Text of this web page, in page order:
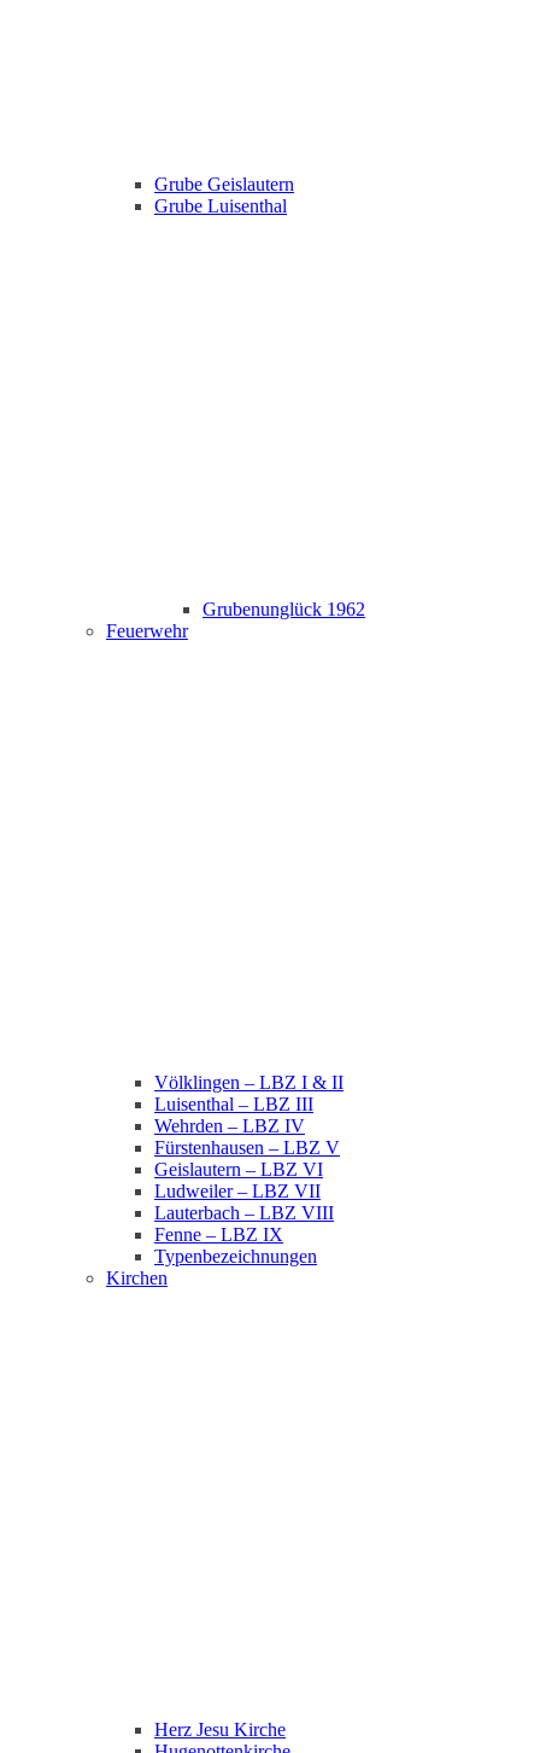
Grube Geislautern
Grube Luisenthal
Grubenunglück 1962
Feuerwehr
Völklingen – LBZ I & II
Luisenthal – LBZ III
Wehrden – LBZ IV
Fürstenhausen – LBZ V
Geislautern – LBZ VI
Ludweiler – LBZ VII
Lauterbach – LBZ VIII
Fenne – LBZ IX
Typenbezeichnungen
Kirchen
Herz Jesu Kirche